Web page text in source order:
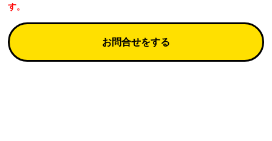
す。
お問合せをする